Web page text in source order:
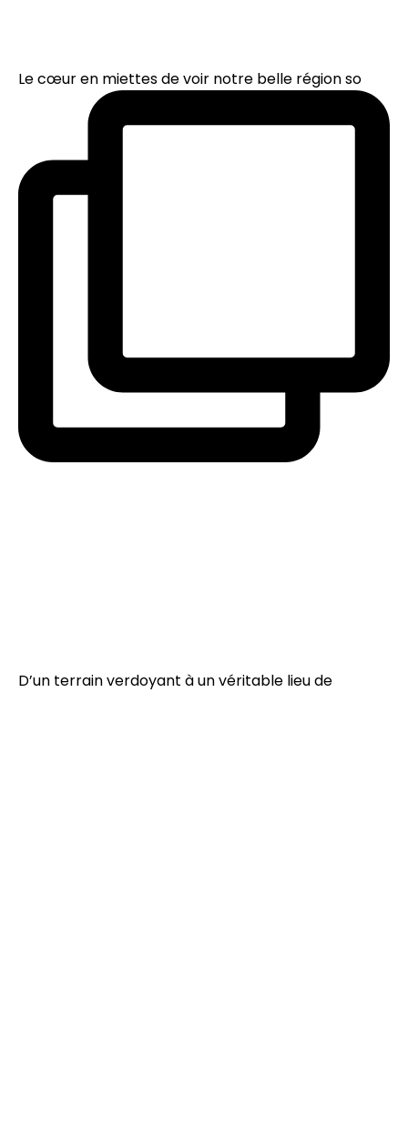
Le cœur en miettes de voir notre belle région so
D’un terrain verdoyant à un véritable lieu de